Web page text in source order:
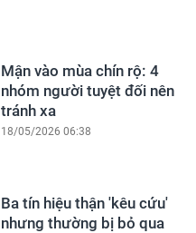
Mận vào mùa chín rộ: 4
nhóm người tuyệt đối nên
tránh xa
18/05/2026 06:38
Ba tín hiệu thận 'kêu cứu'
nhưng thường bị bỏ qua